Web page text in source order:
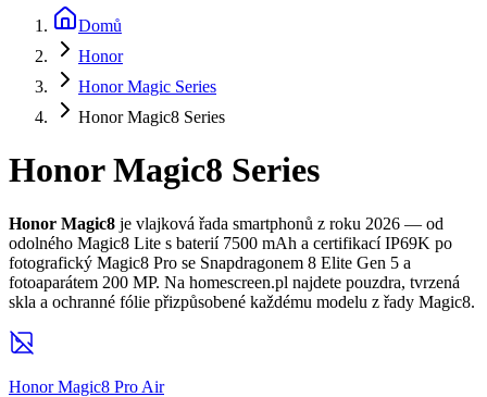
Domů
Honor
Honor Magic Series
Honor Magic8 Series
Honor Magic8 Series
Honor Magic8 je vlajková řada smartphonů z roku 2026 — od
odolného Magic8 Lite s baterií 7500 mAh a certifikací IP69K po
fotografický Magic8 Pro se Snapdragonem 8 Elite Gen 5 a
fotoaparátem 200 MP. Na homescreen.pl najdete pouzdra, tvrzená
skla a ochranné fólie přizpůsobené každému modelu z řady Magic8.
Honor Magic8 Pro Air